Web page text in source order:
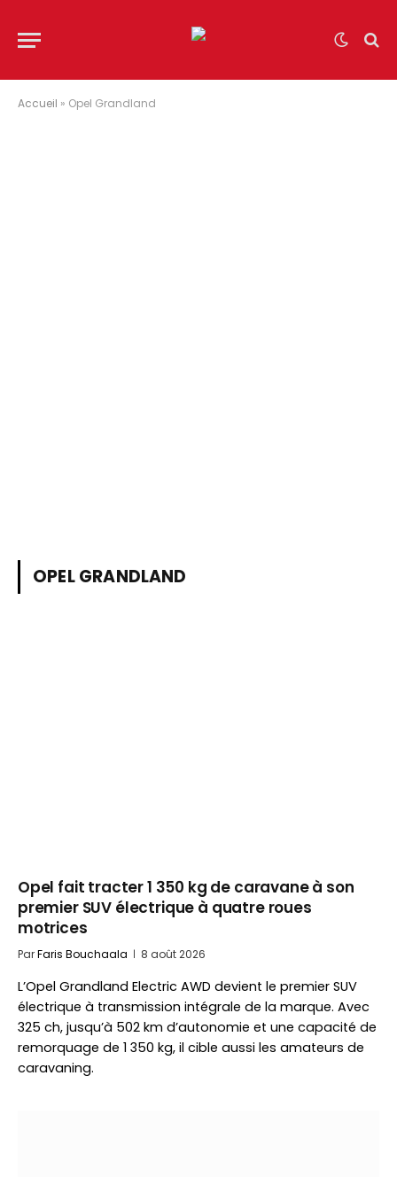
Accueil » Opel Grandland
OPEL GRANDLAND
Opel fait tracter 1 350 kg de caravane à son
premier SUV électrique à quatre roues
motrices
ParFaris Bouchaala 8 août 2026
L’Opel Grandland Electric AWD devient le premier SUV
électrique à transmission intégrale de la marque. Avec
325 ch, jusqu’à 502 km d’autonomie et une capacité de
remorquage de 1 350 kg, il cible aussi les amateurs de
caravaning.